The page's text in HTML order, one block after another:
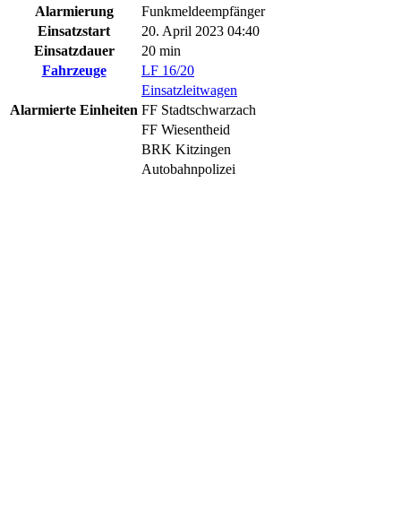
Alarmierung
Funkmeldeempfänger
Einsatzstart
20. April 2023 04:40
Einsatzdauer
20 min
Fahrzeuge
LF 16/20
Einsatzleitwagen
Alarmierte Einheiten FF Stadtschwarzach
FF Wiesentheid
BRK Kitzingen
Autobahnpolizei